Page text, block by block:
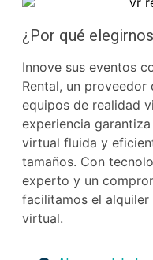
¿Por qué
Innove sus eventos
Rental, un
equipos de realidad
experiencia
virtual fluida y
tamaños. Con
experto y un
facilitamos el
virtual.